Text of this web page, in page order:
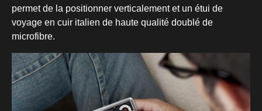
permet de la positionner verticalement et un étui de
voyage en cuir italien de haute qualité doublé de
microfibre.